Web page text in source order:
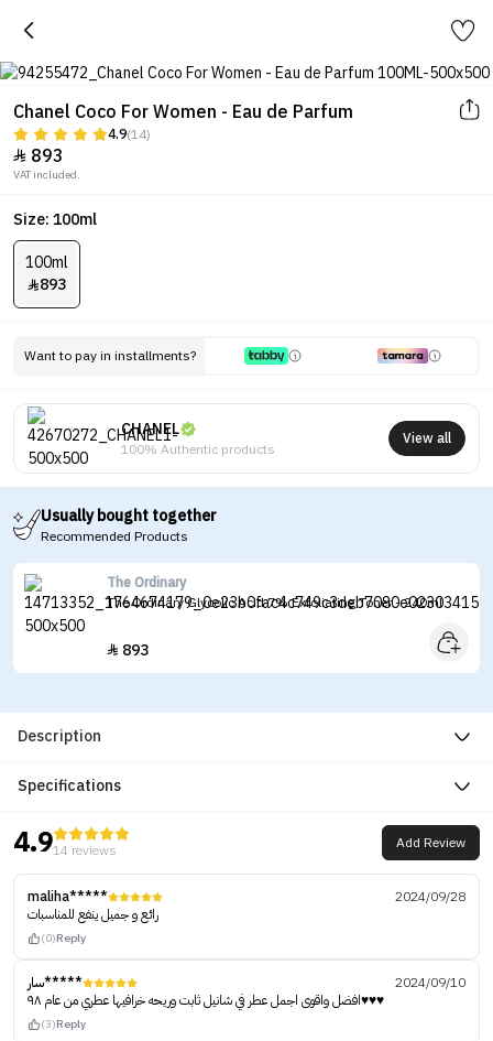
Chanel Coco For Women - Eau de Parfum
4.9(14)
 893
VAT included.
Size: 100ml
100ml
893
Want to pay in installments?
CHANEL
100% Authentic products
View all
Usually bought together
Recommended Products
The Ordinary
The Ordinary Glycolic Acid 7% Exfoliating Toner - 240ml
 893
Description
Specifications
4.914 reviews Add Review
maliha*****
2024/09/28
رائع و جميل ينفع للمناسبات
(0)Reply
سار*****
2024/09/10
افضل واقوى اجمل عطر في شانيل ثابت وريحه خرافيها عطري من عام ٩٨♥️♥️♥️
(3)Reply